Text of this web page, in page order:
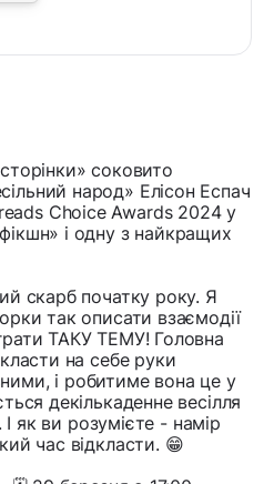
соковито
народ» Елісон Еспач
Choice Awards 2024 у
і одну з найкращих
скарб початку року. Я
так описати взаємодії
ТАКУ ТЕМУ! Головна
на себе руки
і робитиме вона це у
декількаденне весілля
І як ви розумієте - намір
час відкласти. 😁